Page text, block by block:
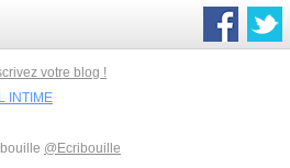
votre blog !
INTIME
@Ecribouille